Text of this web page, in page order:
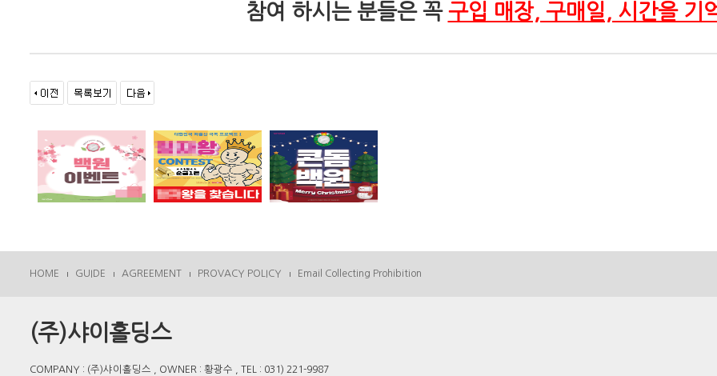
참여 하시는 분들은 꼭 구입 매장, 구매일, 시간을 기
HOME GUIDE AGREEMENT PROVACY POLICY Email Collecting Prohibition
(주)샤이홀딩스
COMPANY : (주)샤이홀딩스 , OWNER : 황광수 , TEL : 031) 221-9987